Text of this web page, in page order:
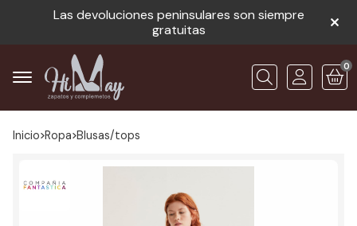
Las devoluciones peninsulares son siempre
gratuitas
Buscar
0
Inicio ropa blusas/tops